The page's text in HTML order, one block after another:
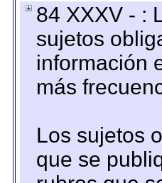
84 XXXV - :
sujetos
información
más
Los sujetos
que se